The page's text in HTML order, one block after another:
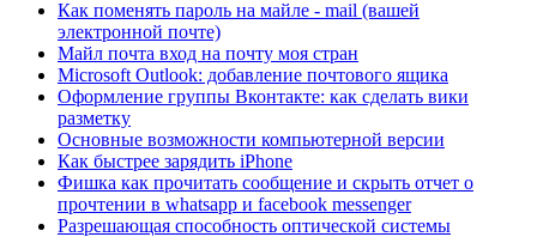
Как поменять пароль на майле - mail (вашей
электронной почте)
Майл почта вход на почту моя стран
Microsoft Outlook: добавление почтового ящика
Оформление группы Вконтакте: как сделать вики
разметку
Основные возможности компьютерной версии
Как быстрее зарядить iPhone
Фишка как прочитать сообщение и скрыть отчет о
прочтении в whatsapp и facebook messenger
Разрешающая способность оптической системы